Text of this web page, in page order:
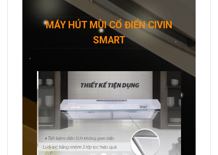
MÁY HÚT MÙI CỔ ĐIỂN CIVIN
SMART